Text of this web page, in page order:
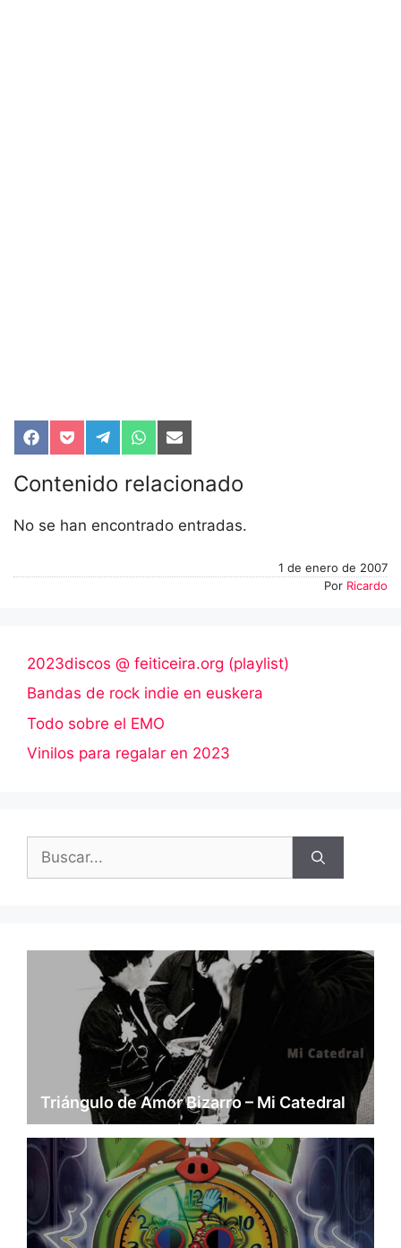
Compartir
en
Facebook
Compartir
en
Pocket
Compartir
en
Telegram
Compartir
en
WhatsApp
Compartir
en
Email
Contenido relacionado
No se han encontrado entradas.
1 de enero de 2007
Por Ricardo
2023discos @ feiticeira.org (playlist)
Bandas de rock indie en euskera
Todo sobre el EMO
Vinilos para regalar en 2023
Buscar:
Triángulo de Amor Bizarro – Mi Catedral